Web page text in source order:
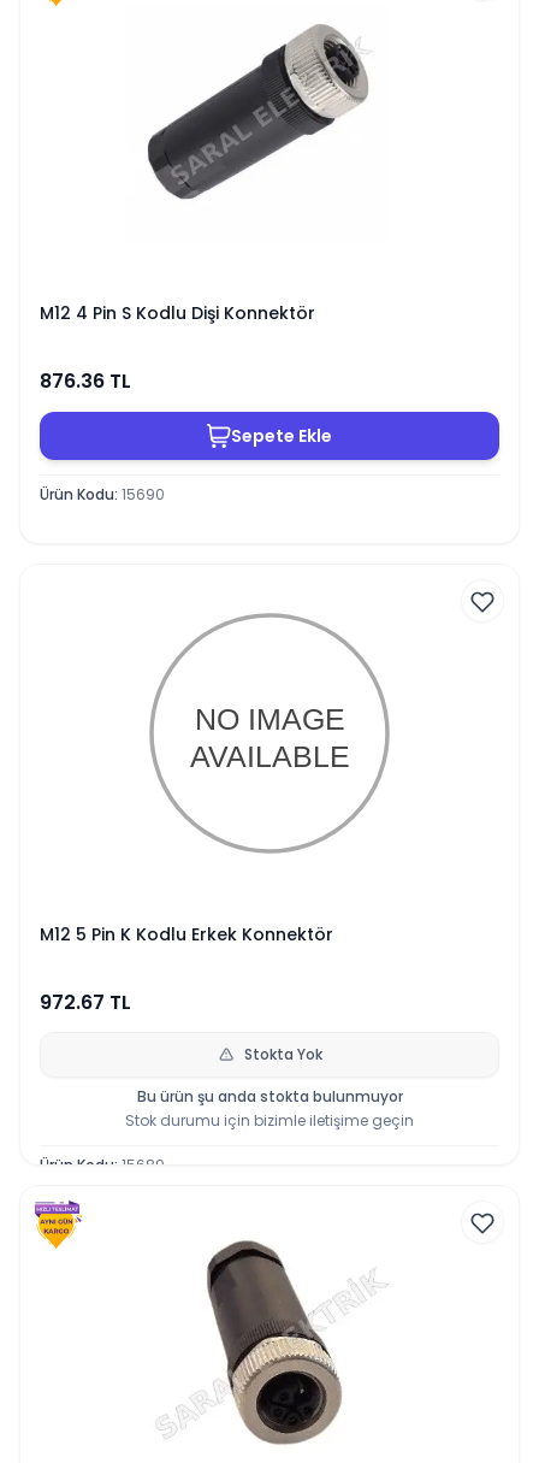
M12 4 Pin S Kodlu Dişi Konnektör
876.36 TL
Sepete Ekle
Ürün Kodu: 15690
M12 5 Pin K Kodlu Erkek Konnektör
972.67 TL
Stokta Yok
Bu ürün şu anda stokta bulunmuyor
Stok durumu için bizimle iletişime geçin
Ürün Kodu: 15689